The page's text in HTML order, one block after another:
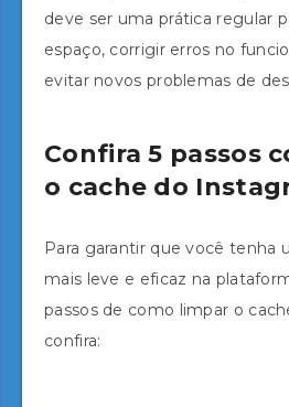
deve ser uma prática regular
espaço, corrigir erros no
evitar novos problemas de
Confira 5 passos
o cache do
Para garantir que você tenha
mais leve e eficaz na
passos de como limpar o
confira: